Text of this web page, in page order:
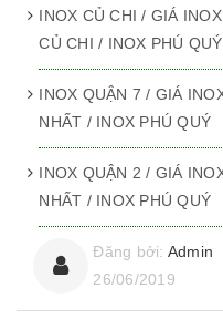
INOX CỦ CHI / GIÁ
CỦ CHI / INOX PHÚ QUÝ
INOX QUẬN 7 / GIÁ
NHẤT / INOX PHÚ QUÝ
INOX QUẬN 2 / GIÁ
NHẤT / INOX PHÚ QUÝ
Đăng bởi: Admin
26/06/2019